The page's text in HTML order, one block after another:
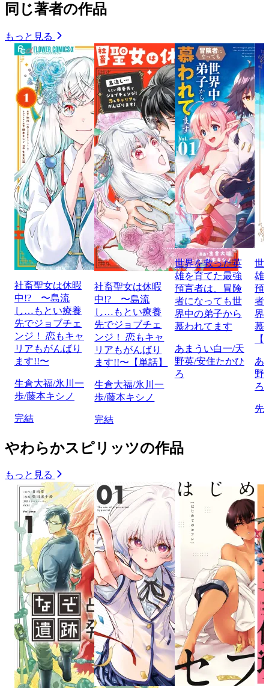
同じ著者の作品
もっと見る
社畜聖女は休暇
中!? 〜島流
し…もとい療養
先でジョブチェ
ンジ！ 恋もキャ
リアもがんばり
ます!!〜
生倉大福/氷川一
歩/藤本キシノ
完結
社畜聖女は休暇
中!? 〜島流
し…もとい療養
先でジョブチェ
ンジ！ 恋もキャ
リアもがんばり
ます!!〜【単話】
生倉大福/氷川一
歩/藤本キシノ
完結
世界を救った英
雄を育てた最強
預言者は、冒険
者になっても世
界中の弟子から
慕われてます
あまうい白一/天
野英/安住たかひ
ろ
世
雄
預
者
界
慕
あ
野
ろ
先
やわらかスピリッツの作品
もっと見る